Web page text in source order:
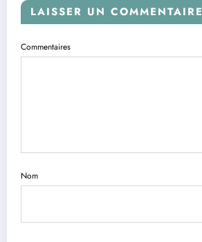
LAISSER UN COMMENTAIRE
Commentaires
Nom